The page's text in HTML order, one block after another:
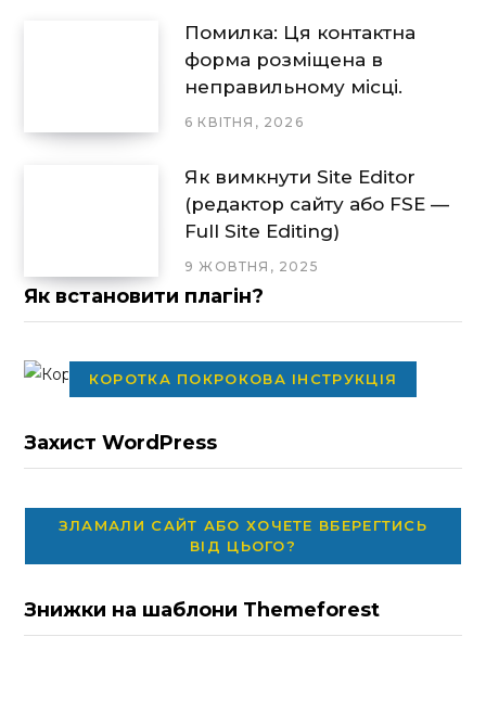
Помилка: Ця контактна
форма розміщена в
неправильному місці.
6 КВІТНЯ, 2026
Як вимкнути Site Editor
(редактор сайту або FSE —
Full Site Editing)
9 ЖОВТНЯ, 2025
Як встановити плагін?
КОРОТКА ПОКРОКОВА ІНСТРУКЦІЯ
Захист WordPress
ЗЛАМАЛИ САЙТ АБО ХОЧЕТЕ ВБЕРЕГТИСЬ
ВІД ЦЬОГО?
Знижки на шаблони Themeforest